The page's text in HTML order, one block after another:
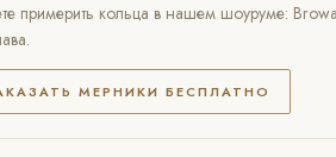
примерить кольца в нашем шоуруме:
МЕРНИКИ БЕСПЛАТНО